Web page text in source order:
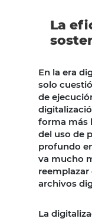
La
En la era
solo
de
forma más
del uso de
profundo
va mucho
archivos
La